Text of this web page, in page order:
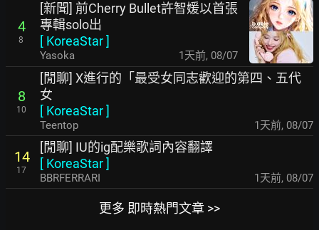
4
8
[新聞] 前Cherry Bullet許智媛以首張
專輯solo出
[ KoreaStar]
Yasoka 1天前, 08/07
8
10
[閒聊] X進行的「最受女同志歡迎的第四、五代
女
[ KoreaStar]
Teentop 1天前, 08/07
14
17
[閒聊] IU的ig配樂歌詞內容翻譯
[ KoreaStar]
BBRFERRARI 1天前, 08/07
更多 即時熱門文章 >>